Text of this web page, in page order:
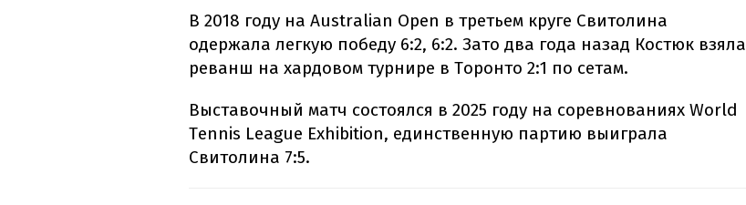
В 2018 году на Australian Open в третьем круге Свитолина
одержала легкую победу 6:2, 6:2. Зато два года назад Костюк взяла
реванш на хардовом турнире в Торонто 2:1 по сетам.
Выставочный матч состоялся в 2025 году на соревнованиях World
Tennis League Exhibition, единственную партию выиграла
Свитолина 7:5.